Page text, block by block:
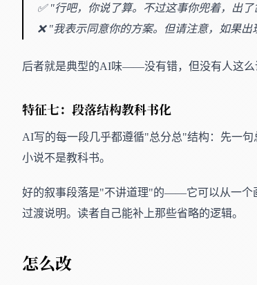
✅ "行吧，你说了算。不过这事你兜着，出
❌ "我表示同意你的方案。但请注意，如果
后者就是典型的AI味——没有错，但没有人这么
特征七：段落结构教科书化
AI写的每一段几乎都遵循"总分总"结构：先一
小说不是教科书。
好的叙事段落是"不讲道理"的——它可以从一个
过渡说明。读者自己能补上那些省略的逻辑。
怎么改